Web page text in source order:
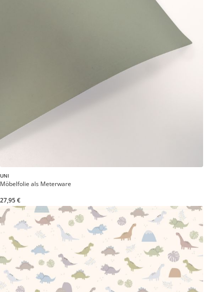
UNI
Möbelfolie als Meterware
27,95 €